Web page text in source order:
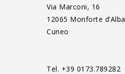
Via Marconi, 16
12065 Monforte d’Alba
Cuneo
Tel. +39 0173.789282